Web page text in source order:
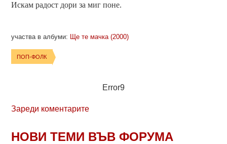
Искам радост дори за миг поне.
участва в албуми: Ще те мачка (2000)
ПОП-ФОЛК
Error9
Зареди коментарите
НОВИ ТЕМИ ВЪВ ФОРУМА